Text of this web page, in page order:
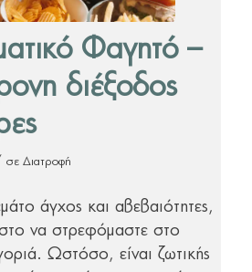
Φαγητό –
διέξοδος
σε Διατροφή
άγχος και αβεβαιότητες,
να στρεφόμαστε στο
Ωστόσο, είναι ζωτικής